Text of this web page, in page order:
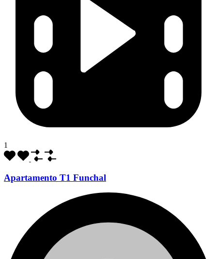
1
Apartamento T1 Funchal